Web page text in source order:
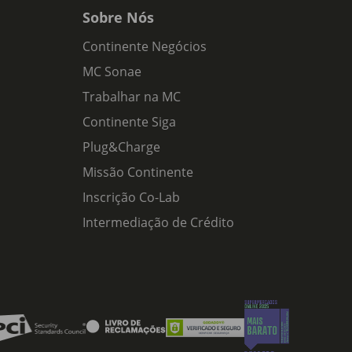
Sobre Nós
Continente Negócios
MC Sonae
Trabalhar na MC
Continente Siga
Plug&Charge
Missão Continente
Inscrição Co-Lab
Intermediação de Crédito